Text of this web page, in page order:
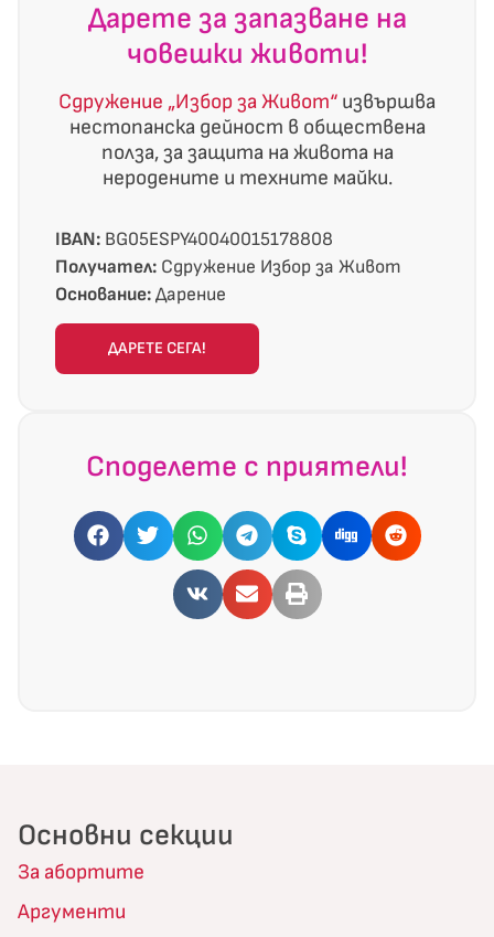
Дарете за запазване на
човешки животи!
Сдружение „Избор за Живот“ извършва
нестопанска дейност в обществена
полза, за защита на живота на
неродените и техните майки.
IBAN: BG05ESPY40040015178808
Получател: Сдружение Избор за Живот
Основание:Дарение
ДАРЕТЕ СЕГА!
Споделете с приятели!
Основни секции
За абортите
Аргументи